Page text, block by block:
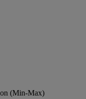
(Min-Max)